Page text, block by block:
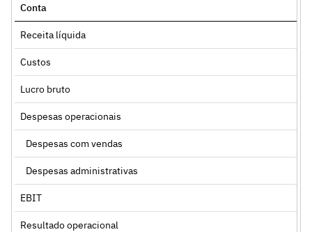
Conta
Receita líquida
Custos
Lucro bruto
Despesas operacionais
Despesas com vendas
Despesas administrativas
EBIT
Resultado operacional